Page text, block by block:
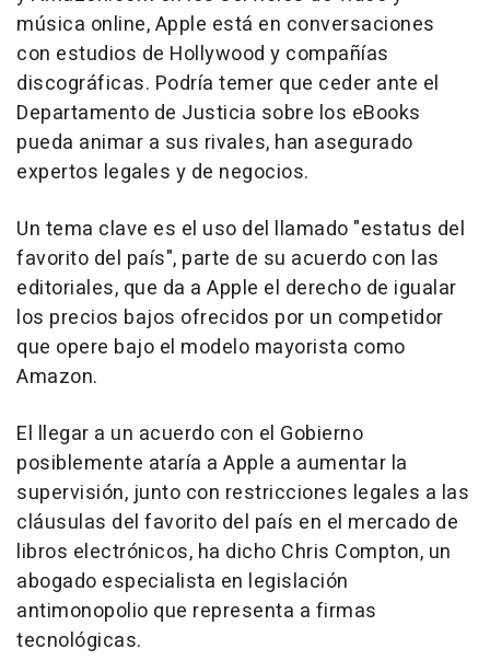
música online, Apple está en conversaciones
con estudios de Hollywood y compañías
discográficas. Podría temer que ceder ante el
Departamento de Justicia sobre los eBooks
pueda animar a sus rivales, han asegurado
expertos legales y de negocios.
Un tema clave es el uso del llamado "estatus del
favorito del país", parte de su acuerdo con las
editoriales, que da a Apple el derecho de igualar
los precios bajos ofrecidos por un competidor
que opere bajo el modelo mayorista como
Amazon.
El llegar a un acuerdo con el Gobierno
posiblemente ataría a Apple a aumentar la
supervisión, junto con restricciones legales a las
cláusulas del favorito del país en el mercado de
libros electrónicos, ha dicho Chris Compton, un
abogado especialista en legislación
antimonopolio que representa a firmas
tecnológicas.